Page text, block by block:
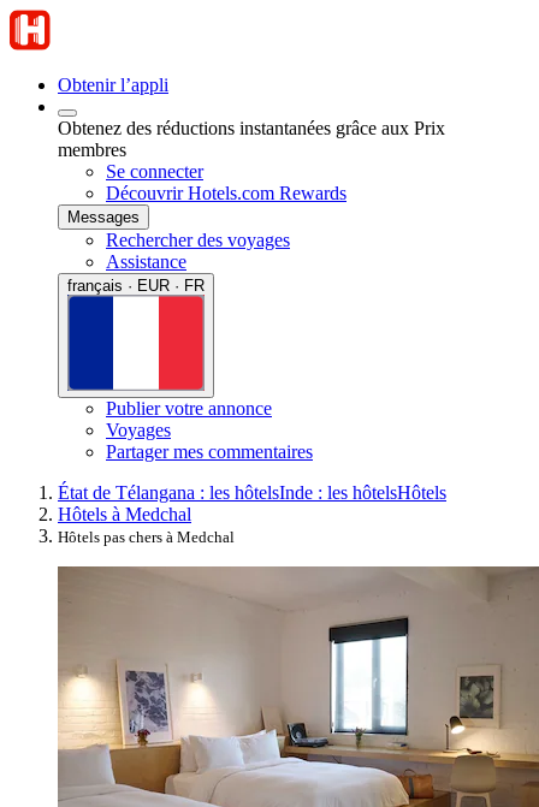
Obtenir l’appli
Obtenez des réductions instantanées grâce aux Prix
membres
Se connecter
Découvrir Hotels.com Rewards
Messages
Rechercher des voyages
Assistance
français · EUR · FR
Publier votre annonce
Voyages
Partager mes commentaires
État de Télangana : les hôtelsInde : les hôtelsHôtels
Hôtels à Medchal
Hôtels pas chers à Medchal